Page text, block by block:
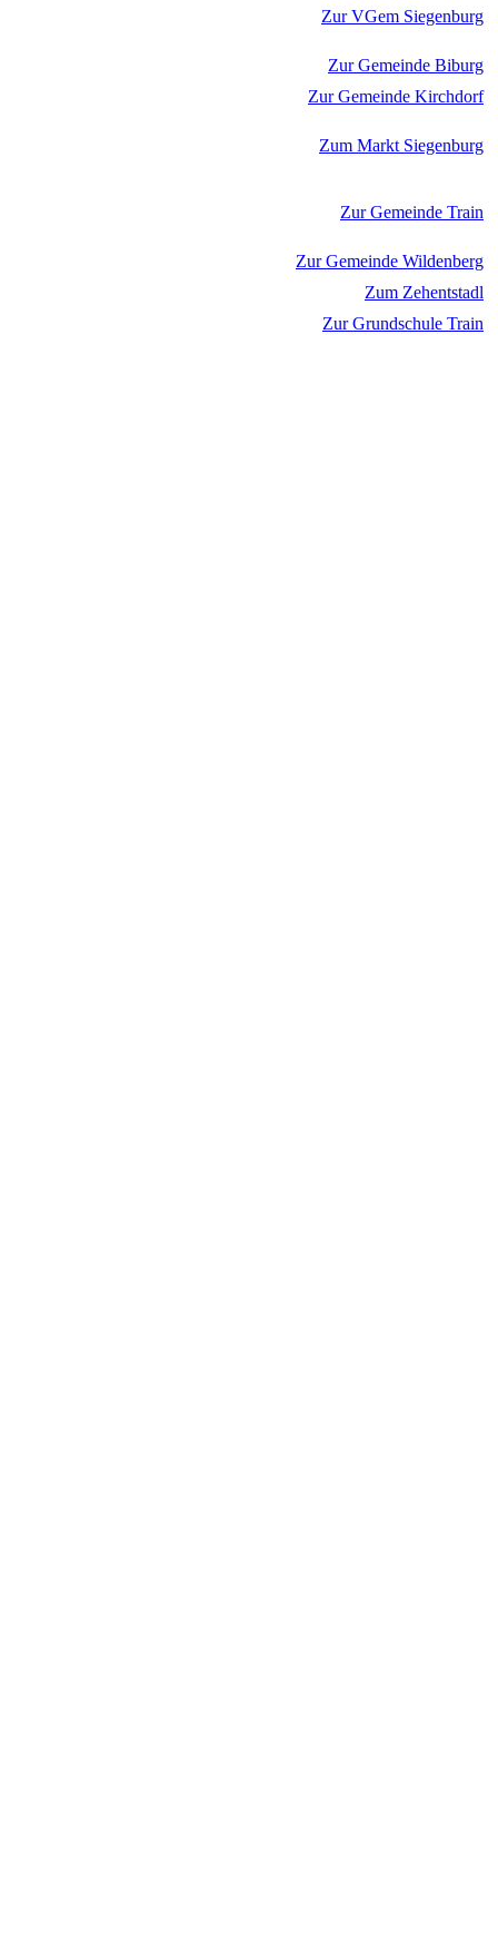
Zur VGem Siegenburg
Zur Gemeinde Biburg
Zur Gemeinde Kirchdorf
Zum Markt Siegenburg
Zur Gemeinde Train
Zur Gemeinde Wildenberg
Zum Zehentstadl
Zur Grundschule Train